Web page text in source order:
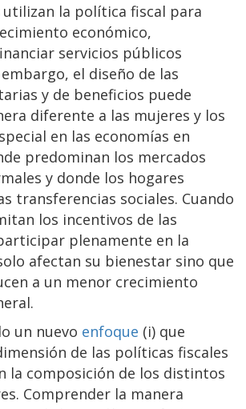
utilizan la política fiscal para
económico,
servicios públicos
el diseño de las
y de beneficios puede
diferente a las mujeres y los
en las economías en
predominan los mercados
y donde los hogares
transferencias sociales. Cuando
los incentivos de las
plenamente en la
afectan su bienestar sino que
a un menor crecimiento
un nuevo enfoque (i) que
de las políticas fiscales
la composición de los distintos
Comprender la manera